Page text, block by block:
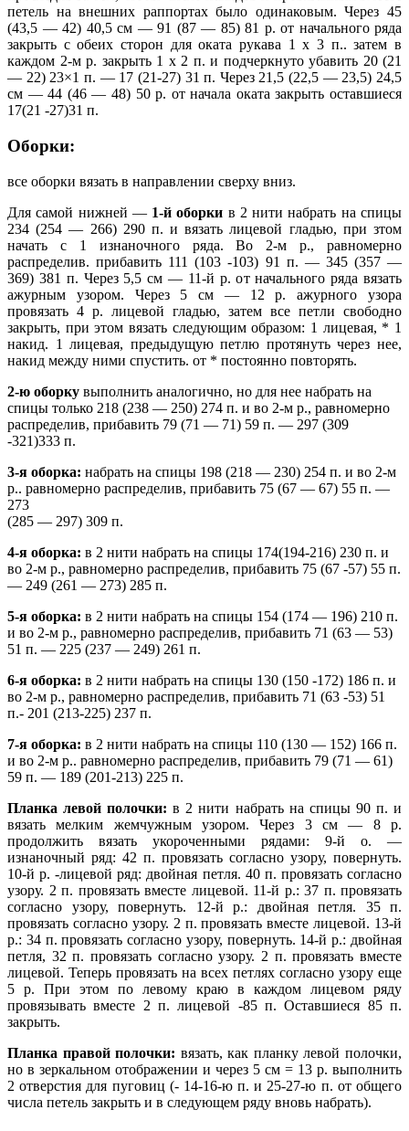
петель на внешних раппортах было одинаковым. Через 45
(43,5 — 42) 40,5 см — 91 (87 — 85) 81 р. от начального ряда
закрыть с обеих сторон для оката рукава 1 х 3 п.. затем в
каждом 2-м р. закрыть 1 х 2 п. и подчеркнуто убавить 20 (21
— 22) 23×1 п. — 17 (21-27) 31 п. Через 21,5 (22,5 — 23,5) 24,5
см — 44 (46 — 48) 50 р. от начала оката закрыть оставшиеся
17(21 -27)31 п.
Оборки:
все оборки вязать в направлении сверху вниз.
Для самой нижней — 1-й оборки в 2 нити набрать на спицы
234 (254 — 266) 290 п. и вязать лицевой гладью, при зтом
начать с 1 изнаночного ряда. Во 2-м р., равномерно
распределив. прибавить 111 (103 -103) 91 п. — 345 (357 —
369) 381 п. Через 5,5 см — 11-й р. от начального ряда вязать
ажурным узором. Через 5 см — 12 р. ажурного узора
провязать 4 р. лицевой гладью, затем все петли свободно
закрыть, при этом вязать следующим образом: 1 лицевая, * 1
накид. 1 лицевая, предыдущую петлю протянуть через нее,
накид между ними спустить. от * постоянно повторять.
2-ю оборку выполнить аналогично, но для нее набрать на
спицы только 218 (238 — 250) 274 п. и во 2-м р., равномерно
распределив, прибавить 79 (71 — 71) 59 п. — 297 (309
-321)333 п.
3-я оборка: набрать на спицы 198 (218 — 230) 254 п. и во 2-м
р.. равномерно распределив, прибавить 75 (67 — 67) 55 п. —
273
(285 — 297) 309 п.
4-я оборка: в 2 нити набрать на спицы 174(194-216) 230 п. и
во 2-м р., равномерно распределив, прибавить 75 (67 -57) 55 п.
— 249 (261 — 273) 285 п.
5-я оборка: в 2 нити набрать на спицы 154 (174 — 196) 210 п.
и во 2-м р., равномерно распределив, прибавить 71 (63 — 53)
51 п. — 225 (237 — 249) 261 п.
6-я оборка: в 2 нити набрать на спицы 130 (150 -172) 186 п. и
во 2-м р., равномерно распределив, прибавить 71 (63 -53) 51
п.- 201 (213-225) 237 п.
7-я оборка: в 2 нити набрать на спицы 110 (130 — 152) 166 п.
и во 2-м р.. равномерно распределив, прибавить 79 (71 — 61)
59 п. — 189 (201-213) 225 п.
Планка левой полочки: в 2 нити набрать на спицы 90 п. и
вязать мелким жемчужным узором. Через 3 см — 8 р.
продолжить вязать укороченными рядами: 9-й о. —
изнаночный ряд: 42 п. провязать согласно узору, повернуть.
10-й р. -лицевой ряд: двойная петля. 40 п. провязать согласно
узору. 2 п. провязать вместе лицевой. 11-й р.: 37 п. провязать
согласно узору, повернуть. 12-й р.: двойная петля. 35 п.
провязать согласно узору. 2 п. провязать вместе лицевой. 13-й
р.: 34 п. провязать согласно узору, повернуть. 14-й р.: двойная
петля, 32 п. провязать согласно узору. 2 п. провязать вместе
лицевой. Теперь провязать на всех петлях согласно узору еще
5 р. При этом по левому краю в каждом лицевом ряду
провязывать вместе 2 п. лицевой -85 п. Оставшиеся 85 п.
закрыть.
Планка правой полочки: вязать, как планку левой полочки,
но в зеркальном отображении и через 5 см = 13 р. выполнить
2 отверстия для пуговиц (- 14-16-ю п. и 25-27-ю п. от общего
числа петель закрыть и в следующем ряду вновь набрать).